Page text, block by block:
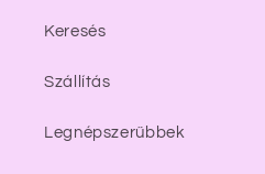
Keresés
Szállítás
Legnépszerűbbek